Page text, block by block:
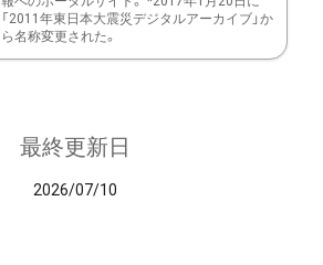
「2011年東日本大震災デジタルアーカイブ」か
ら名称変更された。
最終更新日
2026/07/10